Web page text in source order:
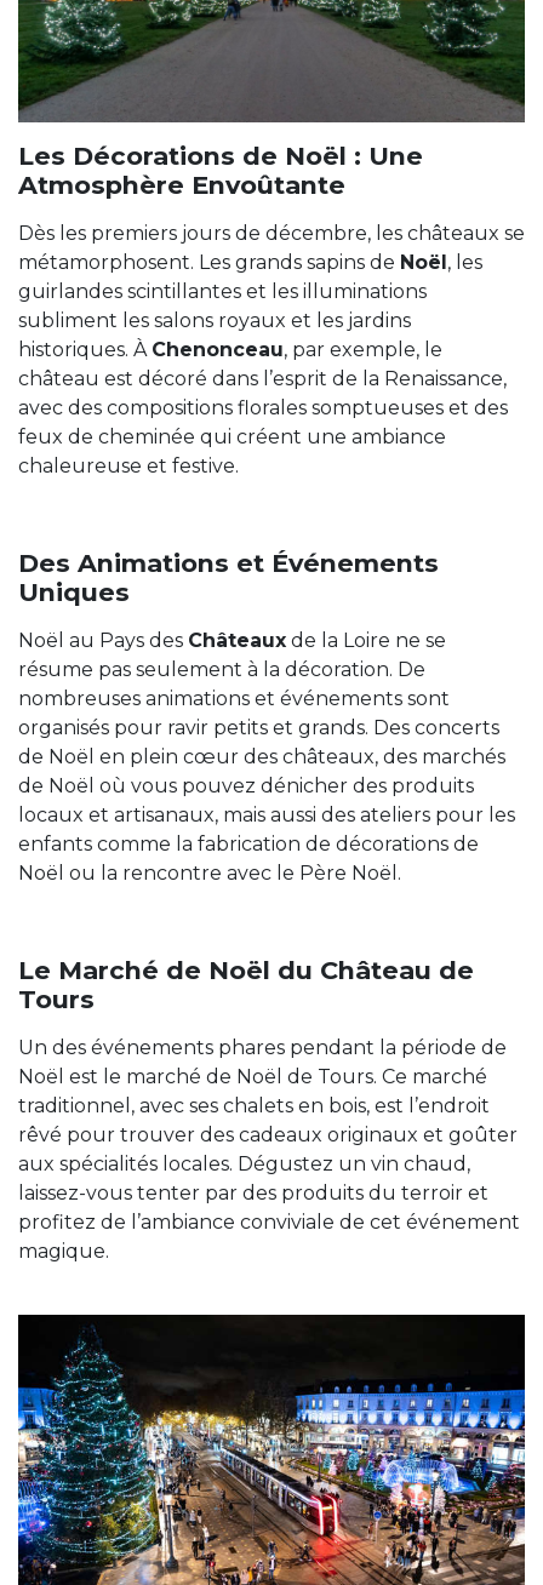
Les Décorations de Noël : Une
Atmosphère Envoûtante
Dès les premiers jours de décembre, les châteaux se
métamorphosent. Les grands sapins de Noël , les
guirlandes scintillantes et les illuminations
subliment les salons royaux et les jardins
historiques. À Chenonceau, par exemple, le
château est décoré dans l’esprit de la Renaissance,
avec des compositions florales somptueuses et des
feux de cheminée qui créent une ambiance
chaleureuse et festive.
Des Animations et Événements
Uniques
Noël au Pays des Châteaux de la Loire ne se
résume pas seulement à la décoration. De
nombreuses animations et événements sont
organisés pour ravir petits et grands. Des concerts
de Noël en plein cœur des châteaux, des marchés
de Noël où vous pouvez dénicher des produits
locaux et artisanaux, mais aussi des ateliers pour les
enfants comme la fabrication de décorations de
Noël ou la rencontre avec le Père Noël.
Le Marché de Noël du Château de
Tours
Un des événements phares pendant la période de
Noël est le marché de Noël de Tours. Ce marché
traditionnel, avec ses chalets en bois, est l’endroit
rêvé pour trouver des cadeaux originaux et goûter
aux spécialités locales. Dégustez un vin chaud,
laissez-vous tenter par des produits du terroir et
profitez de l’ambiance conviviale de cet événement
magique.